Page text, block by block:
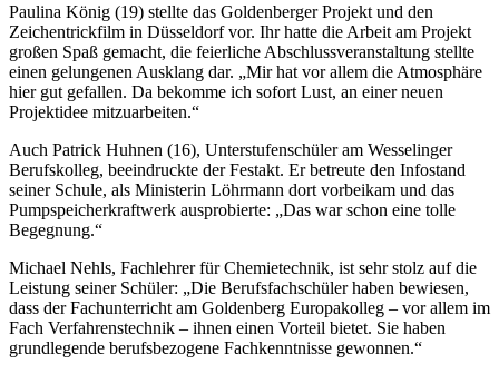
Paulina König (19) stellte das Goldenberger Projekt und den
Zeichentrickfilm in Düsseldorf vor. Ihr hatte die Arbeit am Projekt
großen Spaß gemacht, die feierliche Abschlussveranstaltung stellte
einen gelungenen Ausklang dar. „Mir hat vor allem die Atmosphäre
hier gut gefallen. Da bekomme ich sofort Lust, an einer neuen
Projektidee mitzuarbeiten.“
Auch Patrick Huhnen (16), Unterstufenschüler am Wesselinger
Berufskolleg, beeindruckte der Festakt. Er betreute den Infostand
seiner Schule, als Ministerin Löhrmann dort vorbeikam und das
Pumpspeicherkraftwerk ausprobierte: „Das war schon eine tolle
Begegnung.“
Michael Nehls, Fachlehrer für Chemietechnik, ist sehr stolz auf die
Leistung seiner Schüler: „Die Berufsfachschüler haben bewiesen,
dass der Fachunterricht am Goldenberg Europakolleg – vor allem im
Fach Verfahrenstechnik – ihnen einen Vorteil bietet. Sie haben
grundlegende berufsbezogene Fachkenntnisse gewonnen.“